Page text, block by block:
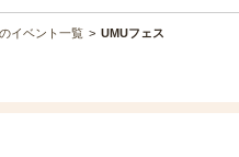
イベント一覧 UMUフェス